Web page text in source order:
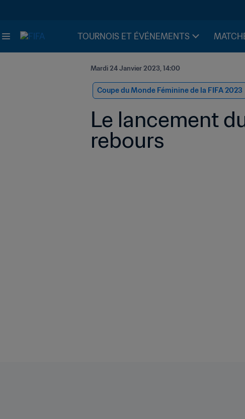
TOURNOIS ET ÉVÉNEMENTS
Mardi 24 Janvier 2023, 14:00
Coupe du Monde Féminine de la FIFA 2023
Le lancement
rebours